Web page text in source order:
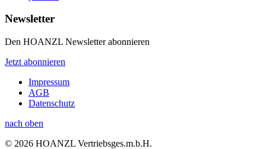
Newsletter
Den HOANZL Newsletter abonnieren
Jetzt abonnieren
Impressum
AGB
Datenschutz
nach oben
© 2026 HOANZL Vertriebsges.m.b.H.